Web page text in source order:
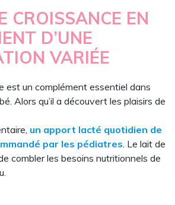
CROISSANCE EN
D’UNE
VARIÉE
est un complément essentiel dans
Alors qu’il a découvert les plaisirs de
un apport lacté quotidien de
par les pédiatres . Le lait de
combler les besoins nutritionnels de